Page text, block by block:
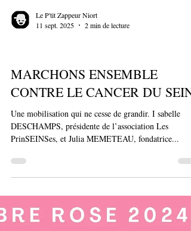
Santé
MARCHONS ENSEMBLE
CONTRE LE CANCER DU SEIN
Une mobilisation qui ne cesse de grandir. I sabelle
DESCHAMPS, présidente de l’association Les